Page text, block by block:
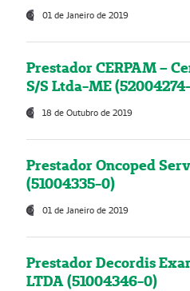
01 de Janeiro de 2019
Prestador CERPAM –
S/S Ltda-ME
18 de Outubro de 2019
Prestador Oncoped
(51004335-0)
01 de Janeiro de 2019
Prestador Decordis
LTDA (51004346-0)